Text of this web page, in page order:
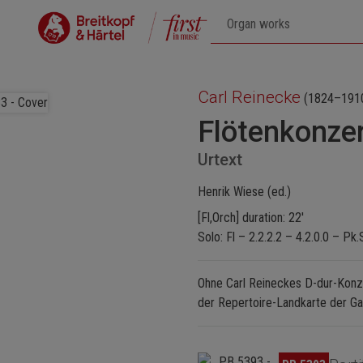
Carl Reinecke
Urtext
Henrik Wiese (ed.)
[Fl,Orch] duration: 22'
Solo: Fl – 2.2.2.2 – 4.2.0.0 –
Ohne Carl Reineckes D-dur-
der Repertoire-Landkarte der